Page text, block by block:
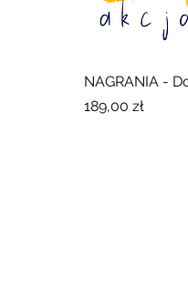
NAGRANIA -
Cena
189,00 zł